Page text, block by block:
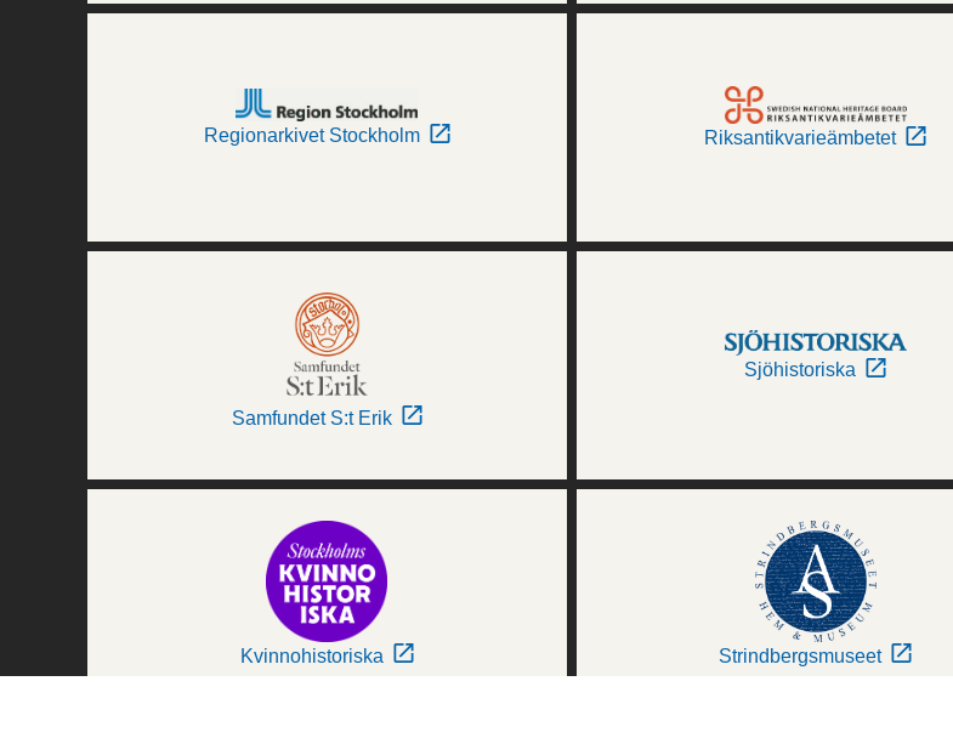
Regionarkivet Stockholm Riksantikvarieämbetet
Samfundet S:t Erik
Sjöhistoriska
Kvinnohistoriska Strindbergsmuseet